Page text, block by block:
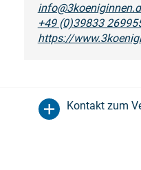
+49 (0)39833
https://
Kontakt zum